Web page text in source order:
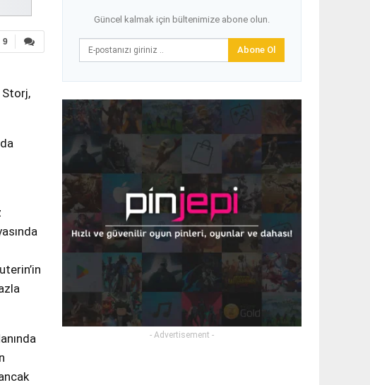
9
Storj,
Güncel kalmak için bültenimize abone olun.
Abone Ol
- Advertisement -